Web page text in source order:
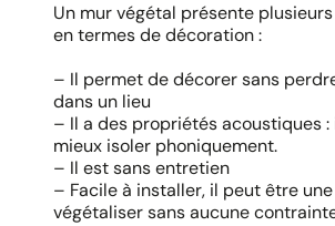
Un mur végétal présente
en termes de décoration :
– Il permet de décorer sans
dans un lieu
– Il a des propriétés acoustiques
mieux isoler phoniquement.
– Il est sans entretien
– Facile à installer, il peut être
végétaliser sans aucune